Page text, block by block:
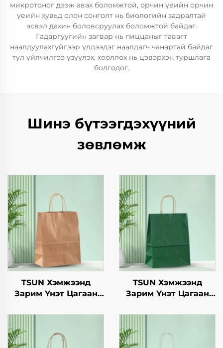
микротоног дээж авах боломжтой, орчин үеийн орчин
үеийн хувьд олон сонголт нь биологийн задралтай
эсвэл дахин боловсруулах боломжтой байдаг.
Гадаргуугийн загвар нь пиццаныг тавагт
наалдуулахгүйгээр үлдээдэг наалдагч чанартай байдаг
тул үйлчилгээ үзүүлэх, хооллох нь цэвэрхэн туршлага
болгодог.
Шинэ бүтээгдэхүүний
зөвлөмж
TSUN Хэмжээнд
Зарим Үнэт Цагаан
Нэмэлт Ур чадвараар
Кристмасийн Хоолын
TSUN Хэмжээнд
Зарим Үнэт Цагаан
Нэмэлт Ур чадвараар
Кристмасийн Хоолын